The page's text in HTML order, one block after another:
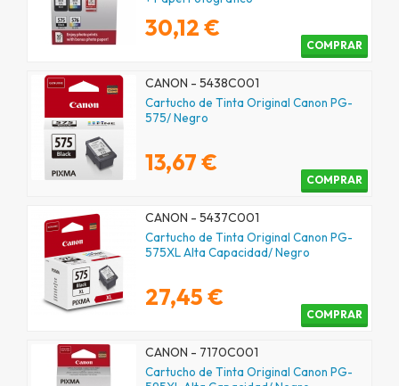
30,12 €
COMPRAR
CANON - 5438C001
Cartucho de Tinta Original Canon PG-
575/ Negro
13,67 €
COMPRAR
CANON - 5437C001
Cartucho de Tinta Original Canon PG-
575XL Alta Capacidad/ Negro
27,45 €
COMPRAR
CANON - 7170C001
Cartucho de Tinta Original Canon PG-